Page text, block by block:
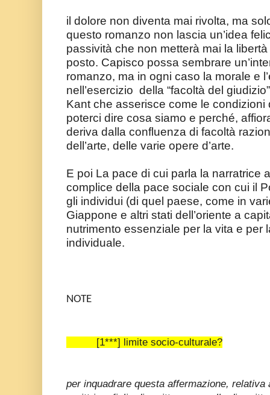
il dolore non diventa mai rivolta, ma
questo romanzo non lascia un’idea
passività che non metterà mai la
posto. Capisco possa sembrare
romanzo, ma in ogni caso la morale e
nell’esercizio della “facoltà del
Kant che asserisce come le condizioni
poterci dire cosa siamo e perché,
deriva dalla confluenza di facoltà
dell’arte, delle varie opere d’arte.
E poi La pace di cui parla la narratrice
complice della pace sociale con cui il
gli individui (di quel paese, come in
Giappone e altri stati dell’oriente a
nutrimento essenziale per la vita e per
individuale.
NOTE
[1***] limite socio-culturale?
per inquadrare questa affermazione,